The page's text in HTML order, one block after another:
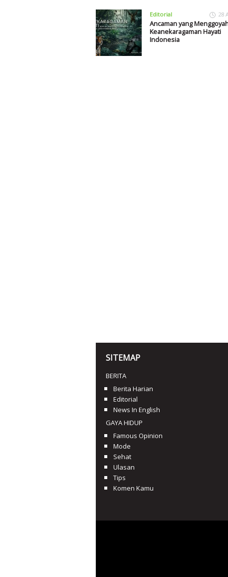
Editorial 28
Ancaman yang
Keanekaragaman Hayati
Indonesia
SITEMAP
BERITA
Berita Harian
Editorial
News In English
GAYA HIDUP
Famous Opinion
Mode
Sehat
Ulasan
Tips
Komen Kamu